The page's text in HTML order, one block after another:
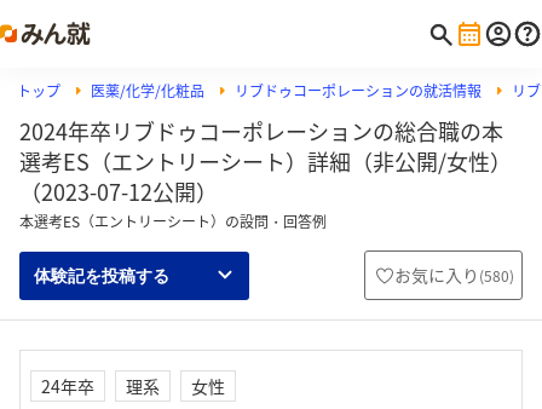
トップ 医薬/化学/化粧品 リブドゥコーポレーションの就活情報 リ
2024年卒リブドゥコーポレーションの総合職の本
選考ES（エントリーシート）詳細（非公開/女性）
（2023-07-12公開）
本選考ES（エントリーシート）の設問・回答例
体験記を投稿する お気に入り (580)
24年卒 理系
女性